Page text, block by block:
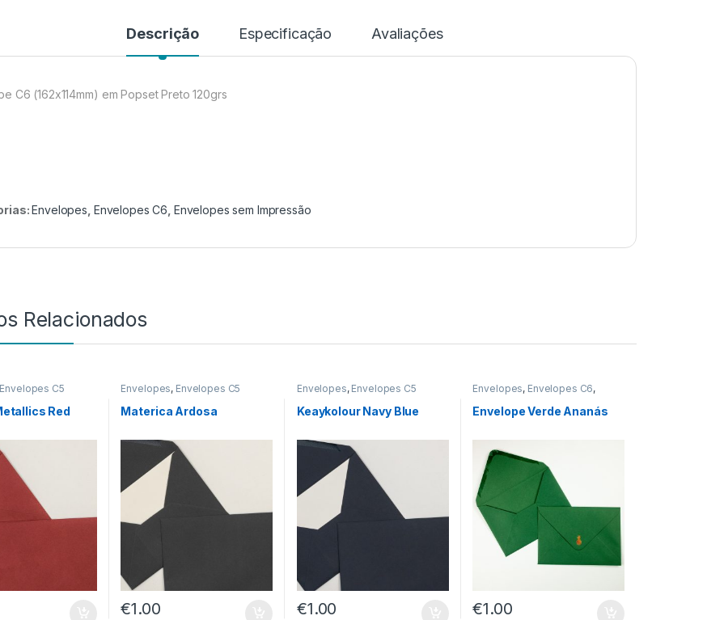
Descrição Especificação Avaliações
C6 (162x114mm) em Popset Preto 120grs
Envelopes Envelopes C6 Envelopes sem Impressão
Relacionados
Envelopes C5
Red
Envelopes, Envelopes C5
Materica Ardosa
€1.00
Envelopes, Envelopes C5
Keaykolour Navy Blue
€1.00
Envelopes, Envelopes C6,
Envelopes com Impressão
Envelope Verde Ananás
€1.00